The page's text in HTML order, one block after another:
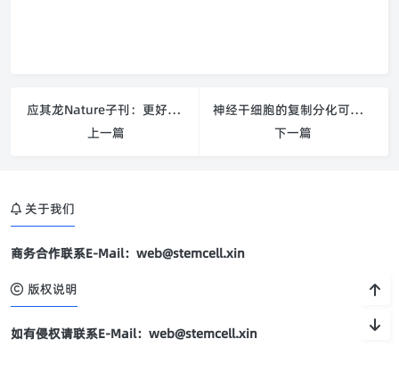
应其龙Nature子刊：更好地掌控干细胞的命运
上一篇
神经干细胞的复制分化可被光“遥控”
下一篇
关于我们
商务合作联系E-Mail：web@stemcell.xin
版权说明
如有侵权请联系E-Mail：web@stemcell.xin